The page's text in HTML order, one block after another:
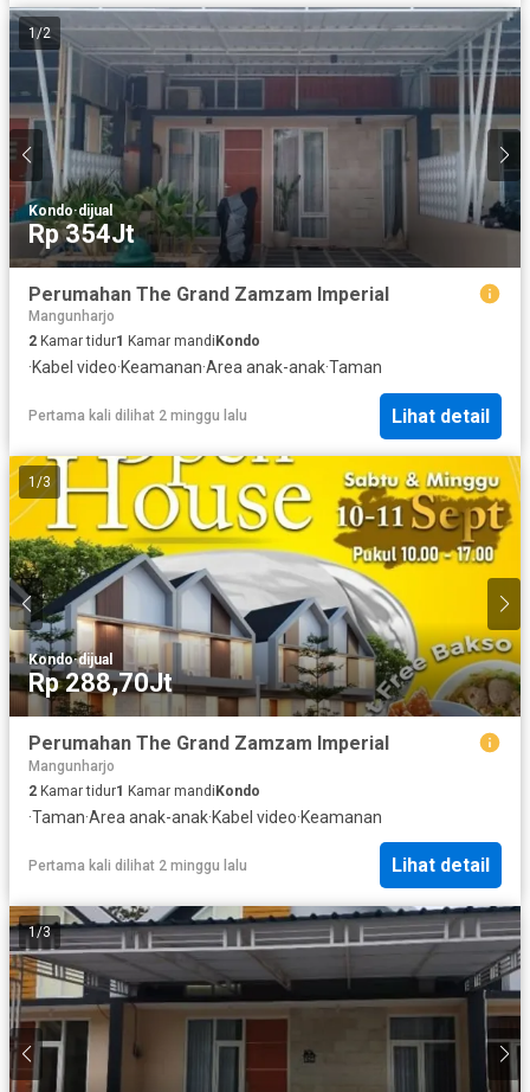
1/2
Kondo·dijual
Rp 354Jt
Perumahan The Grand Zamzam Imperial
Mangunharjo
2 Kamar tidur1 Kamar mandi Kondo
·Kabel video·Keamanan·Area anak-anak·Taman
Pertama kali dilihat 2 minggu lalu Lihat detail
1/3
Kondo·dijual
Rp 288,70Jt
Perumahan The Grand Zamzam Imperial
Mangunharjo
2 Kamar tidur1 Kamar mandi Kondo
·Taman·Area anak-anak·Kabel video·Keamanan
Pertama kali dilihat 2 minggu lalu Lihat detail
1/3